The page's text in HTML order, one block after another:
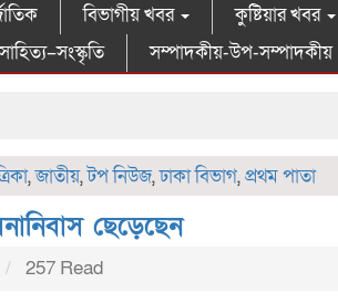
বিভাগীয় খবর কুষ্টিয়ার খবর
সাহিত্য–সংস্কৃতি সম্পাদকীয়-উপ-সম্পাদকীয়
,জাতীয়,টপ নিউজ,ঢাকা বিভাগ,প্রথম পাতা
ছেড়েছেন
257 Read